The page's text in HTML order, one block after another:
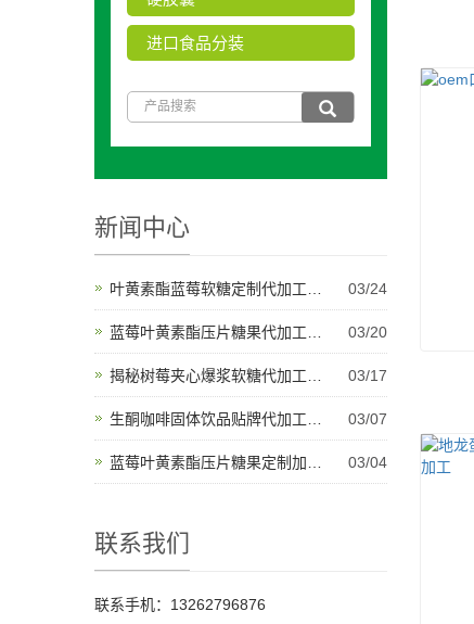
进口食品分装
新闻中心
03/24
03/20
03/17
03/07
03/04
联系我们
联系手机：13262796876